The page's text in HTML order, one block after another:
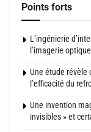
Points forts
L’ingénierie
l’imagerie
Une étude
l’efficacité du
Une invention
invisibles » et